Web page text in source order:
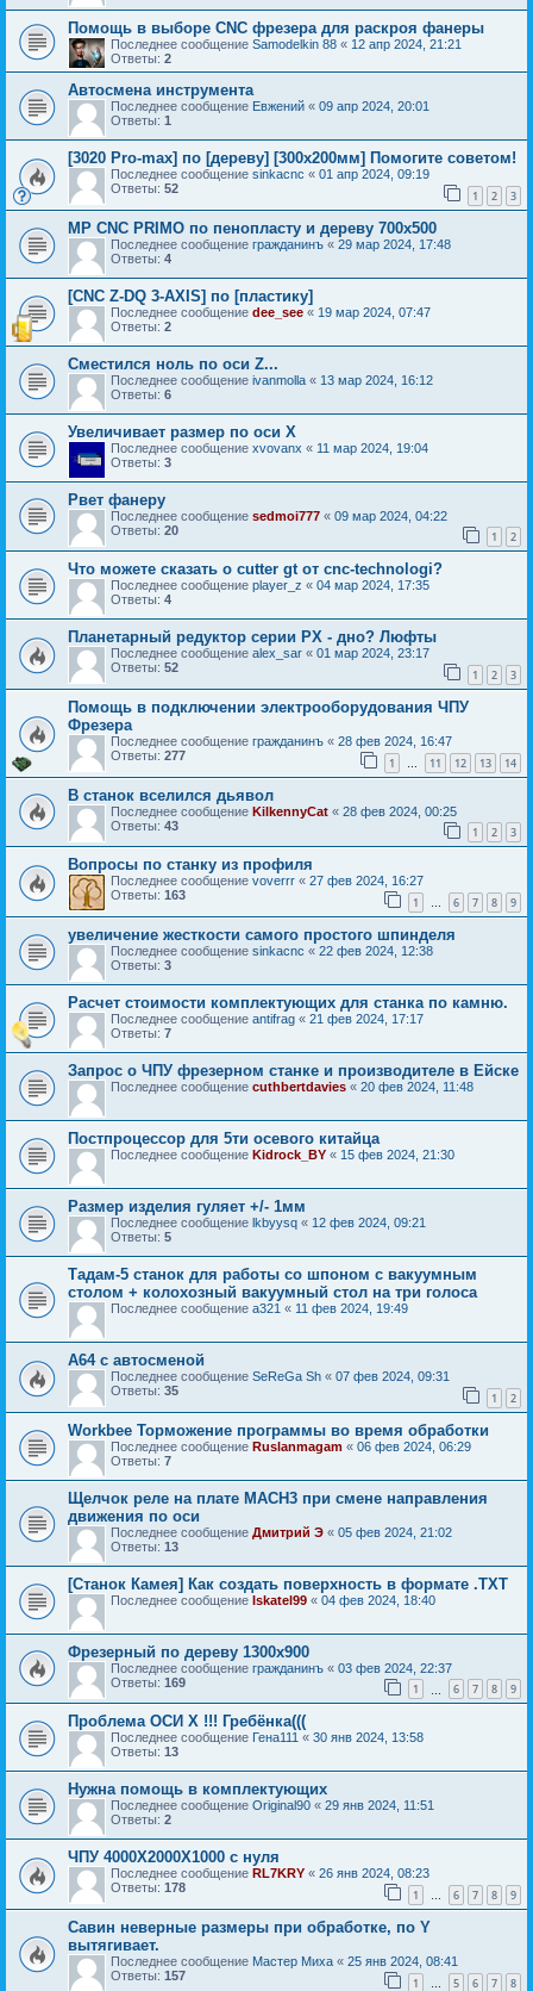
Помощь в выборе CNC фрезера для раскроя фанеры
Последнее сообщение Samodelkin 88 « 12 апр 2024, 21:21
Ответы: 2
Автосмена инструмента
Последнее сообщение Евжений « 09 апр 2024, 20:01
Ответы: 1
[3020 Pro-max] по [дереву] [300х200мм] Помогите советом!
Последнее сообщение sinkacnc « 01 апр 2024, 09:19
Ответы: 52 1 2 3
MP CNC PRIMO по пенопласту и дереву 700x500
Последнее сообщение гражданинъ « 29 мар 2024, 17:48
Ответы: 4
[CNC Z-DQ 3-AXIS] по [пластику]
Последнее сообщение dee_see « 19 мар 2024, 07:47
Ответы: 2
Сместился ноль по оси Z...
Последнее сообщение ivanmolla « 13 мар 2024, 16:12
Ответы: 6
Увеличивает размер по оси X
Последнее сообщение xvovanx « 11 мар 2024, 19:04
Ответы: 3
Рвет фанеру
Последнее сообщение sedmoi777 « 09 мар 2024, 04:22
Ответы: 20 1 2
Что можете сказать о cutter gt от cnc-technologi?
Последнее сообщение player_z « 04 мар 2024, 17:35
Ответы: 4
Планетарный редуктор серии PX - дно? Люфты
Последнее сообщение alex_sar « 01 мар 2024, 23:17
Ответы: 52 1 2 3
Помощь в подключении электрооборудования ЧПУ
Фрезера
Последнее сообщение гражданинъ « 28 фев 2024, 16:47
Ответы: 277 1 … 11 12 13 14
В станок вселился дьявол
Последнее сообщение KilkennyCat « 28 фев 2024, 00:25
Ответы: 43 1 2 3
Вопросы по станку из профиля
Последнее сообщение voverrr « 27 фев 2024, 16:27
Ответы: 163 1 … 6 7 8 9
увеличение жесткости самого простого шпинделя
Последнее сообщение sinkacnc « 22 фев 2024, 12:38
Ответы: 3
Расчет стоимости комплектующих для станка по камню.
Последнее сообщение antifrag « 21 фев 2024, 17:17
Ответы: 7
Запрос о ЧПУ фрезерном станке и производителе в Ейске
Последнее сообщение cuthbertdavies « 20 фев 2024, 11:48
Постпроцессор для 5ти осевого китайца
Последнее сообщение Kidrock_BY « 15 фев 2024, 21:30
Размер изделия гуляет +/- 1мм
Последнее сообщение lkbyysq « 12 фев 2024, 09:21
Ответы: 5
Тадам-5 станок для работы со шпоном с вакуумным
столом + колохозный вакуумный стол на три голоса
Последнее сообщение a321 « 11 фев 2024, 19:49
A64 с автосменой
Последнее сообщение SeReGa Sh « 07 фев 2024, 09:31
Ответы: 35 1 2
Workbee Торможение программы во время обработки
Последнее сообщение Ruslanmagam « 06 фев 2024, 06:29
Ответы: 7
Щелчок реле на плате MACH3 при смене направления
движения по оси
Последнее сообщение Дмитрий Э « 05 фев 2024, 21:02
Ответы: 13
[Станок Камея] Как создать поверхность в формате .TXT
Последнее сообщение Iskatel99 « 04 фев 2024, 18:40
Фрезерный по дереву 1300х900
Последнее сообщение гражданинъ « 03 фев 2024, 22:37
Ответы: 169 1 6 7 8 9
Проблема ОСИ X !!! Гребёнка(((
Последнее сообщение Гена111 « 30 янв 2024, 13:58
Ответы: 13
Нужна помощь в комплектующих
Последнее сообщение Original90 « 29 янв 2024, 11:51
Ответы: 2
ЧПУ 4000Х2000Х1000 с нуля
Последнее сообщение RL7KRY « 26 янв 2024, 08:23
Ответы: 178 1 … 6 7 8 9
Савин неверные размеры при обработке, по Y
вытягивает.
Последнее сообщение Мастер Миха « 25 янв 2024, 08:41
Ответы: 157 1 5 6 7 8